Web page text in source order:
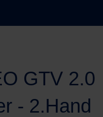
GTV 2.0
- 2.Hand